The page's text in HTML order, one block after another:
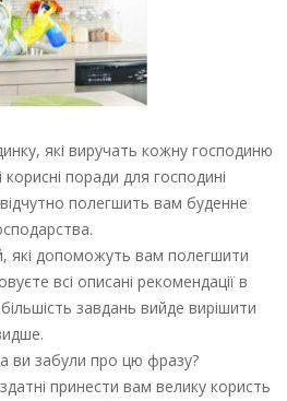
які виручать кожну господиню
корисні поради для господині
полегшить вам буденне
які допоможуть вам полегшити
всі описані рекомендації в
завдань вийде вирішити
ви забули про цю фразу?
принести вам велику користь